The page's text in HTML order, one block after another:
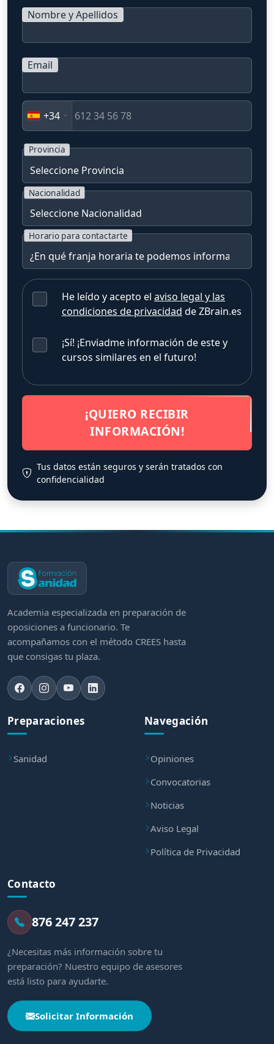
Nombre y Apellidos
Email
+34
Provincia
Nacionalidad
Horario para contactarte
He leído y acepto el aviso legal y las
condiciones de privacidad de ZBrain.es
¡Sí! ¡Enviadme información de este y
cursos similares en el futuro!
¡QUIERO RECIBIR
INFORMACIÓN!
Tus datos están seguros y serán tratados con
confidencialidad
Academia especializada en preparación de
oposiciones a funcionario. Te
acompañamos con el método CREES hasta
que consigas tu plaza.
Preparaciones
Sanidad
Navegación
Opiniones
Convocatorias
Noticias
Aviso Legal
Política de Privacidad
Contacto
876 247 237
¿Necesitas más información sobre tu
preparación? Nuestro equipo de asesores
está listo para ayudarte.
Solicitar Información